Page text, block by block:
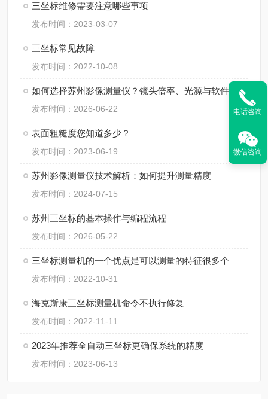
三坐标维修需要注意哪些事项
发布时间：2023-03-07
三坐标常见故障
发布时间：2022-10-08
如何选择苏州影像测量仪？镜头倍率、光源与软件功能解析
发布时间：2026-06-22
表面粗糙度您知道多少？
发布时间：2023-06-19
苏州影像测量仪技术解析：如何提升测量精度
发布时间：2024-07-15
苏州三坐标的基本操作与编程流程
发布时间：2026-05-22
三坐标测量机的一个优点是可以测量的特征很多个
发布时间：2022-10-31
海克斯康三坐标测量机命令不执行修复
发布时间：2022-11-11
2023年推荐全自动三坐标更确保系统的精度
发布时间：2023-06-13
电话咨询
微信咨询